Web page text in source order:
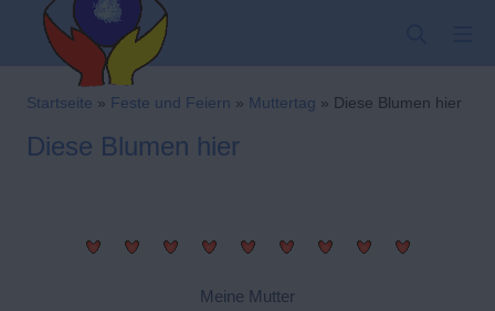
springen
Kindergarten-
Startseite » Feste und Feiern » Muttertag » Diese Blumen hier
Diese Blumen hier
Meine Mutter